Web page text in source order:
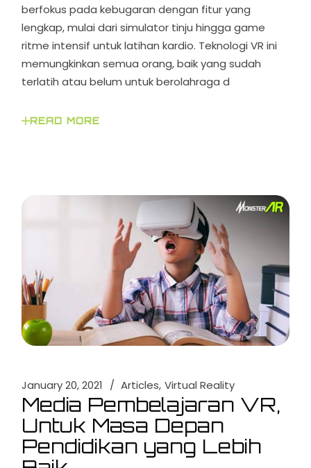
berfokus pada kebugaran dengan fitur yang
lengkap, mulai dari simulator tinju hingga game
ritme intensif untuk latihan kardio. Teknologi VR ini
memungkinkan semua orang, baik yang sudah
terlatih atau belum untuk berolahraga d
READ MORE
January 20, 2021 Articles Virtual Reality
Media Pembelajaran VR,
Untuk Masa Depan
Pendidikan yang Lebih